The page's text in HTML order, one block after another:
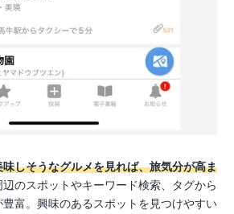
しそうなグルメを見れば、旅気分が高ま
辺のスポットやキーワード検索、タグから
富。興味のあるスポットを見つけやすい